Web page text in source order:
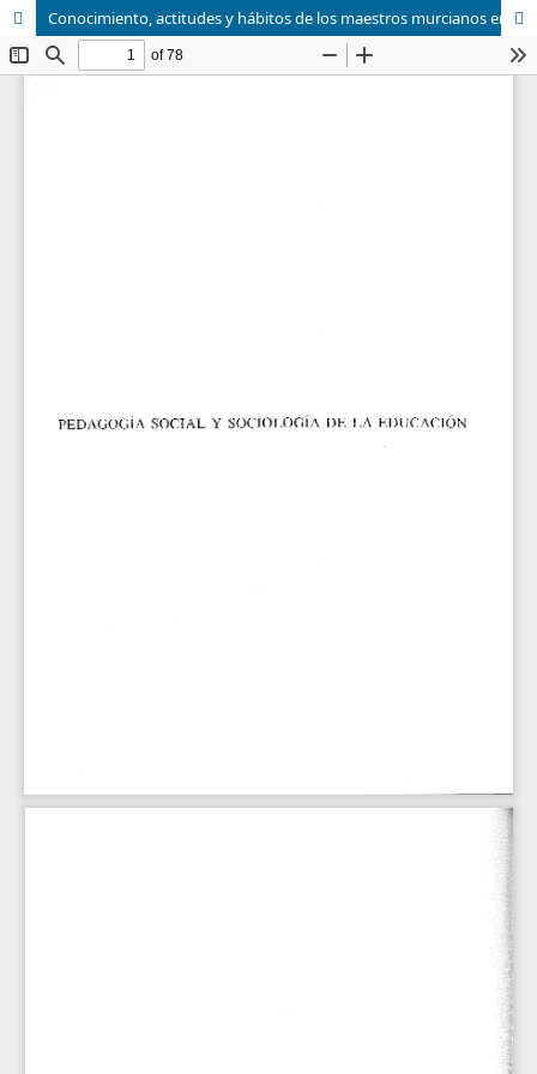
Conocimiento, actitudes y hábitos de los maestros murcianos en torno a las drogas. Comparación con maestros de Barcelona